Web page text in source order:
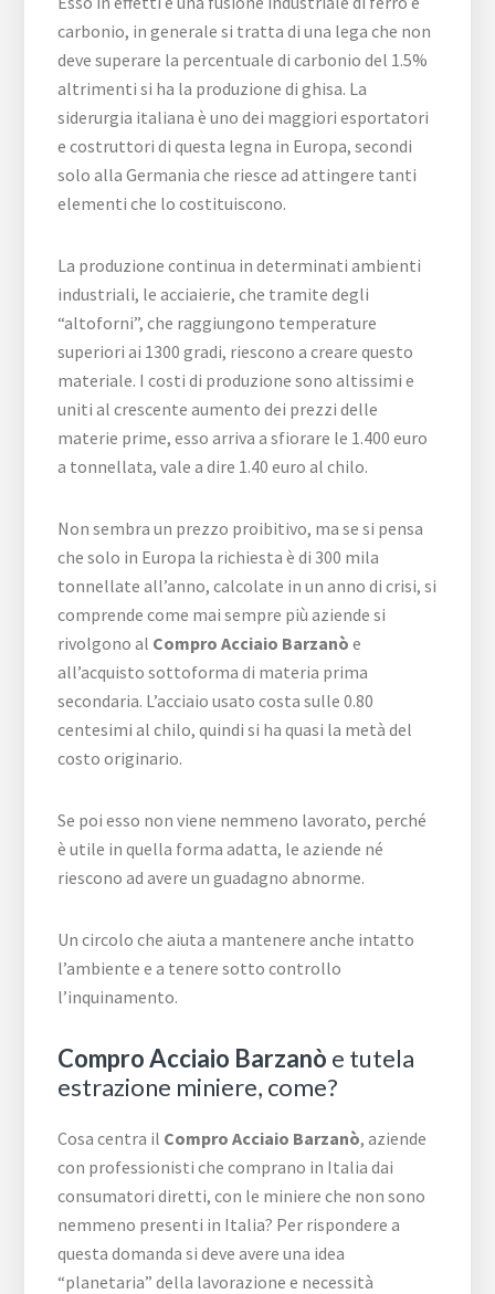
carbonio, in generale si tratta di una lega che non
deve superare la percentuale di carbonio del 1.5%
altrimenti si ha la produzione di ghisa. La
siderurgia italiana è uno dei maggiori esportatori
e costruttori di questa legna in Europa, secondi
solo alla Germania che riesce ad attingere tanti
elementi che lo costituiscono.
La produzione continua in determinati ambienti
industriali, le acciaierie, che tramite degli
“altoforni”, che raggiungono temperature
superiori ai 1300 gradi, riescono a creare questo
materiale. I costi di produzione sono altissimi e
uniti al crescente aumento dei prezzi delle
materie prime, esso arriva a sfiorare le 1.400 euro
a tonnellata, vale a dire 1.40 euro al chilo.
Non sembra un prezzo proibitivo, ma se si pensa
che solo in Europa la richiesta è di 300 mila
tonnellate all’anno, calcolate in un anno di crisi, si
comprende come mai sempre più aziende si
rivolgono al Compro Acciaio Barzanò e
all’acquisto sottoforma di materia prima
secondaria. L’acciaio usato costa sulle 0.80
centesimi al chilo, quindi si ha quasi la metà del
costo originario.
Se poi esso non viene nemmeno lavorato, perché
è utile in quella forma adatta, le aziende né
riescono ad avere un guadagno abnorme.
Un circolo che aiuta a mantenere anche intatto
l’ambiente e a tenere sotto controllo
l’inquinamento.
Compro Acciaio Barzanò e tutela
estrazione miniere, come?
Cosa centra il Compro Acciaio Barzanò, aziende
con professionisti che comprano in Italia dai
consumatori diretti, con le miniere che non sono
nemmeno presenti in Italia? Per rispondere a
questa domanda si deve avere una idea
“planetaria” della lavorazione e necessità